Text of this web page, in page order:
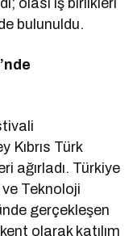
bulunuldu.
Kıbrıs Türk
ağırladı. Türkiye
ve Teknoloji
gerçekleşen
olarak katılım